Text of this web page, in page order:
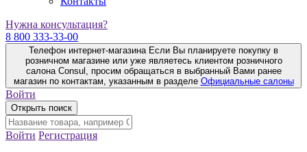
Нужна консультация?
8 800 333-33-00
Телефон интернет-магазина Если Вы планируете покупку в
розничном магазине или уже являетесь клиентом розничного
салона Consul, просим обращаться в выбранный Вами ранее
магазин по контактам, указанным в разделе Официальные салоны
Войти
Открыть поиск
Войти Регистрация